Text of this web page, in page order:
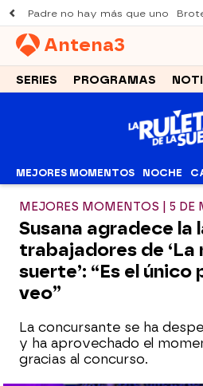
Padre no hay más que uno
Antena3
SERIES PROGRAMAS
MEJORES MOMENTOS NOCHE
MEJORES MOMENTOS | 5 DE
Susana agradece la
trabajadores de ‘La
suerte’: “Es el
veo”
La concursante se ha
y ha aprovechado el
gracias al concurso.